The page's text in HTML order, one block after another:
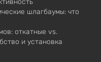
шлагбаумы: что
откатные vs.
и установка